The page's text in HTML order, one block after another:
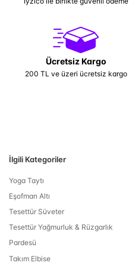
Ücretsiz Kargo
200 TL ve üzeri ücretsiz kargo
İlgili Kategoriler
Yoga Taytı
Eşofman Altı
Tesettür Süveter
Tesettür Yağmurluk & Rüzgarlık
Pardesü
Takım Elbise